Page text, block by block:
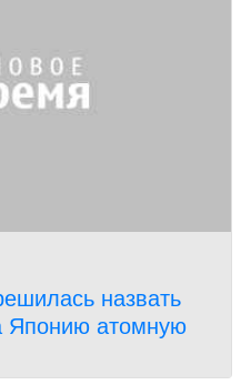
назвать
Японию атомную